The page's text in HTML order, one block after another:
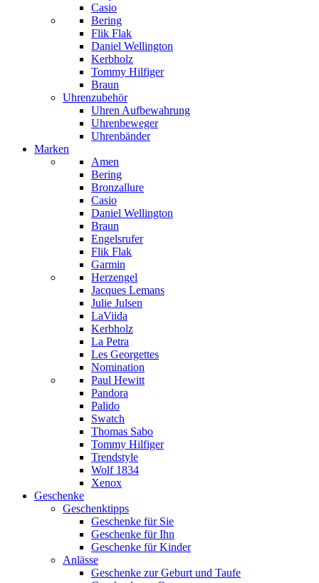
Casio
Bering
Flik Flak
Daniel Wellington
Kerbholz
Tommy Hilfiger
Braun
Uhrenzubehör
Uhren Aufbewahrung
Uhrenbeweger
Uhrenbänder
Marken
Amen
Bering
Bronzallure
Casio
Daniel Wellington
Braun
Engelsrufer
Flik Flak
Garmin
Herzengel
Jacques Lemans
Julie Julsen
LaViida
Kerbholz
La Petra
Les Georgettes
Nomination
Paul Hewitt
Pandora
Palido
Swatch
Thomas Sabo
Tommy Hilfiger
Trendstyle
Wolf 1834
Xenox
Geschenke
Geschenktipps
Geschenke für Sie
Geschenke für Ihn
Geschenke für Kinder
Anlässe
Geschenke zur Geburt und Taufe